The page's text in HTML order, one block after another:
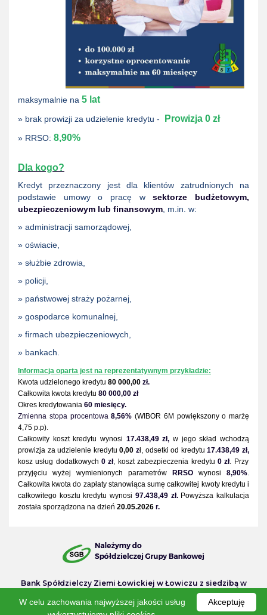
maksymalnie na 5 lat
» brak prowizji za udzielenie kredytu - Prowizja 0 zł
» RRSO: 8,90%
Dla kogo?
Kredyt przeznaczony jest dla klientów zatrudnionych na
podstawie umowy o pracę wsektorze budżetowym,
ubezpieczeniowym lub finansowym , m.in. w:
» administracji samorządowej,
» oświacie,
» służbie zdrowia,
» policji,
» państwowej straży pożarnej,
» gospodarce komunalnej,
» firmach ubezpieczeniowych,
» bankach.
Informacja oparta jest na reprezentatywnym przykładzie:
Kwota udzielonego kredytu 80 000,00 zł.
Całkowita kwota kredytu 80 000,00 zł
Okres kredytowania 60 miesięcy.
Zmienna stopa procentowa8,56% (WIBOR 6M powiększony o marżę
4,75 p.p).
Całkowity koszt kredytu wynosi 17.438,49 zł, w jego skład wchodzą
prowizja za udzielenie kredytu0,00 zł, odsetki od kredytu 17.438,49 zł,
kosz usług dodatkowych0 zł, koszt zabezpieczenia kredytu 0 zł. Przy
przyjęciu wyżej wymienionych parametrów RRSO wynosi 8,90%
Całkowita kwota do zapłaty stanowiąca sumę całkowitej kwoty kredytu i
całkowitego kosztu kredytu wynosi 97.438,49 zł.Powyższa kalkulacja
została sporządzona na dzień 20.05.2026 r.
Bank Spółdzielczy Ziemi Łowickiej w Łowiczu z siedzibą w
Łowiczu, ul. Stary Rynek 18, 99-400 Łowicz, zarejestrowany w
Rejestrze Przedsiębiorców w Sądzie Rejonowym dla Łodzi-
Śródmieścia w Łodzi, XX Wydział Gospodarczy Krajowego
Akceptuję
W celu zachowania najwyższej jakości usług